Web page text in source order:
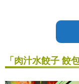
「肉汁水餃子 餃